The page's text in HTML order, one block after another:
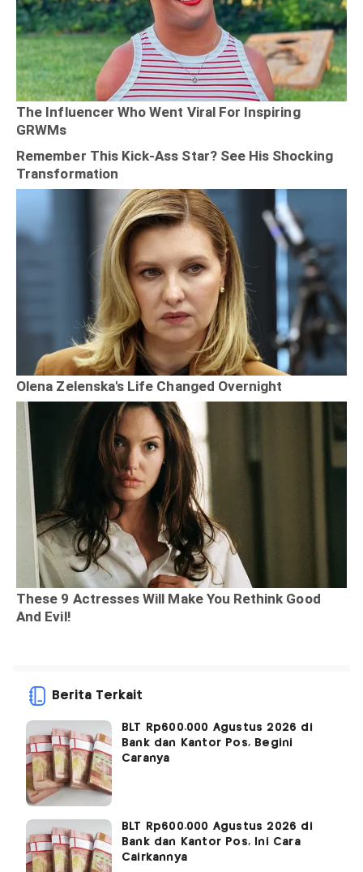
Berita Terkait
BLT Rp600.000 Agustus 2026 di
Bank dan Kantor Pos, Begini
Caranya
BLT Rp600.000 Agustus 2026 di
Bank dan Kantor Pos, Ini Cara
Cairkannya